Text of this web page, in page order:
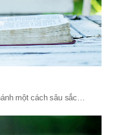
một cách sâu sắc…